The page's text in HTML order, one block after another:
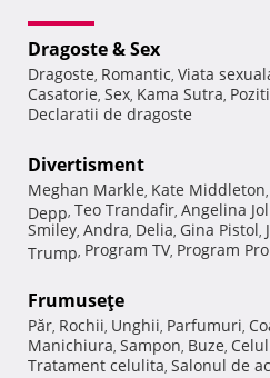
Dragoste & Sex
Dragoste, Romantic, Viata
Casatorie, Sex, Kama Sutra,
Declaratii de dragoste
Divertisment
Meghan Markle, Kate Middleton,
Depp, Teo Trandafir, Angelina
Smiley, Andra, Delia, Gina Pistol,
Trump, Program TV, Program
Frumuseţe
Păr, Rochii, Unghii, Parfumuri,
Manichiura, Sampon, Buze,
Tratament celulita, Salonul de